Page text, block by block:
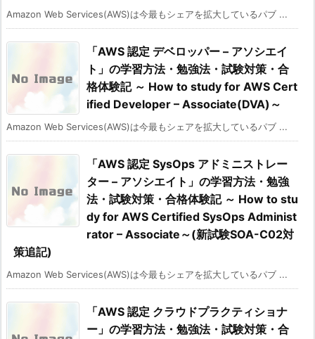
Amazon Web Services(AWS)は今最もシェアを拡大しているパブ ...
「AWS 認定 デベロッパー – アソシエイ
ト」の学習方法・勉強法・試験対策・合
格体験記 ～ How to study for AWS Cert
ified Developer – Associate(DVA)～
Amazon Web Services(AWS)は今最もシェアを拡大しているパブ ...
「AWS 認定 SysOps アドミニストレー
ター – アソシエイト」の学習方法・勉強
法・試験対策・合格体験記 ～ How to stu
dy for AWS Certified SysOps Administ
rator – Associate～(新試験SOA-C02対
策追記)
Amazon Web Services(AWS)は今最もシェアを拡大しているパブ ...
「AWS 認定 クラウドプラクティショナ
ー」の学習方法・勉強法・試験対策・合